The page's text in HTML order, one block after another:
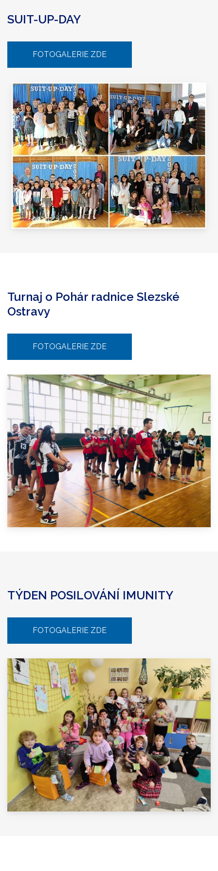
SUIT-UP-DAY
FOTOGALERIE ZDE
Turnaj o Pohár radnice Slezské
Ostravy
FOTOGALERIE ZDE
TÝDEN POSILOVÁNÍ IMUNITY
FOTOGALERIE ZDE